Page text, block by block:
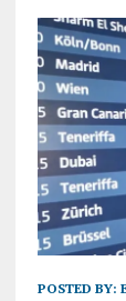
POSTED BY: